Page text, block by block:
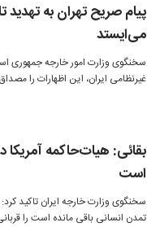
پیام صریح تهران به تهدید
می‌ایستد
سخنگوی وزارت امور خارجه جمهوری
غیرنظامی ایران، این اظهارات را
بقائی: هیات‌حاکمه آمریکا
است
سخنگوی وزارت خارجه ایران تاکید
تمدن انسانی باقی مانده است را